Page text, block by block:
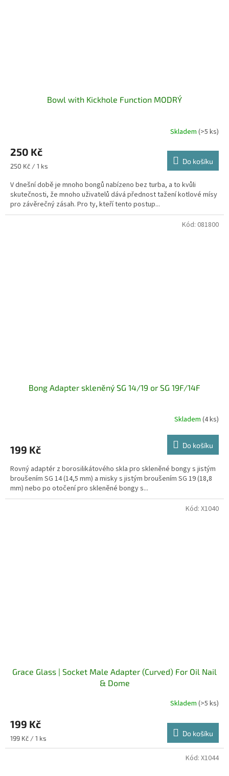
Bowl with Kickhole Function MODRÝ
Skladem (>5 ks)
250 Kč
Měrná
250 Kč / 1 ks
Do košíku
V dnešní době je mnoho bongů nabízeno bez turba, a to kvůli
skutečnosti, že mnoho uživatelů dává přednost tažení kotlové mísy
pro závěrečný zásah. Pro ty, kteří tento postup...
Bong Adapter skleněný SG 14/19 or SG 19F/14F
Skladem (4 ks)
199 Kč Do košíku
Rovný adaptér z borosilikátového skla pro skleněné bongy s jistým
broušením SG 14 (14,5 mm) a misky s jistým broušením SG 19 (18,8
mm) nebo po otočení pro skleněné bongy s...
Kód: 081800
Grace Glass | Socket Male Adapter (Curved) For Oil Nail
& Dome
Skladem (>5 ks)
199 Kč
Měrná
cena:
199 Kč / 1 ks
Do košíku
Kód: X1040
Kód: X1044